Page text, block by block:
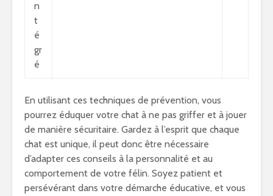
n
t
é
gr
é
En utilisant ces techniques de prévention, vous
pourrez éduquer votre chat à ne pas griffer et à jouer
de manière sécuritaire. Gardez à l’esprit que chaque
chat est unique, il peut donc être nécessaire
d’adapter ces conseils à la personnalité et au
comportement de votre félin. Soyez patient et
persévérant dans votre démarche éducative, et vous